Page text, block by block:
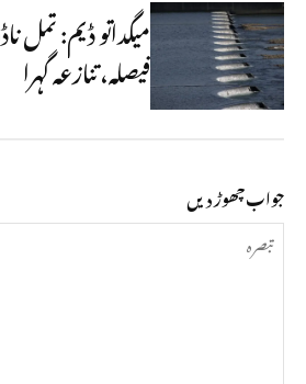
میگداتو ڈیم: تمل ناڈو
فیصلہ، تنازعہ گہرا
جواب چھوڑ دیں